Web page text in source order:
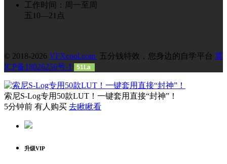
工作时间：周一至周
五10—21点
© 2018-2026 VFXcool.com 五分钱特效，您身边的自学平台 冀
ICP备18026256号-1
51La
索尼S-Log专用50款LUT！一键套用直接“封神”！
5分钟前 有人购买 去瞅瞅看
升级VIP